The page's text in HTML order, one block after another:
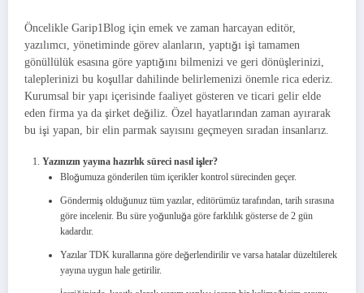
Öncelikle Garip1Blog için emek ve zaman harcayan editör,
yazılımcı, yönetiminde görev alanların, yaptığı işi tamamen
gönüllülük esasına göre yaptığını bilmenizi ve geri dönüşlerinizi,
taleplerinizi bu koşullar dahilinde belirlemenizi önemle rica ederiz.
Kurumsal bir yapı içerisinde faaliyet gösteren ve ticari gelir elde
eden firma ya da şirket değiliz. Özel hayatlarından zaman ayırarak
bu işi yapan, bir elin parmak sayısını geçmeyen sıradan insanlarız.
Yazınızın yayına hazırlık süreci nasıl işler?
Bloğumuza gönderilen tüm içerikler kontrol sürecinden geçer.
Göndermiş olduğunuz tüm yazılar, editörümüz tarafından, tarih sırasına
göre incelenir. Bu süre yoğunluğa göre farklılık gösterse de 2 gün
kadardır.
Yazılar TDK kurallarına göre değerlendirilir ve varsa hatalar düzeltilerek
yayına uygun hale getirilir.